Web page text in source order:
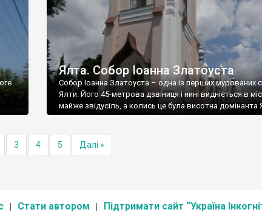
Ялта. Собор Іоанна Златоуста
Собор Іоанна Златоуста – одна із перших мурованих
Ялти. Його 45-метрова дзвіниця і нині видніється в
майже звідусіль, а колись це була висотна домінанта
3 4 5 Далі »
Стати автором Підтримати сайт “Україна